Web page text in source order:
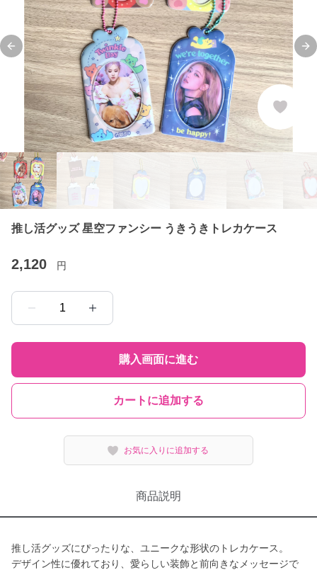
Previous slide
推し活グッズ 星空ファンシー うきうきトレカケース
2,120 円
1
購入画面に進む
カートに追加する
お気に入りに追加する
商品説明
推し活グッズにぴったりな、ユニークな形状のトレカケース。
デザイン性に優れており、愛らしい装飾と前向きなメッセージで